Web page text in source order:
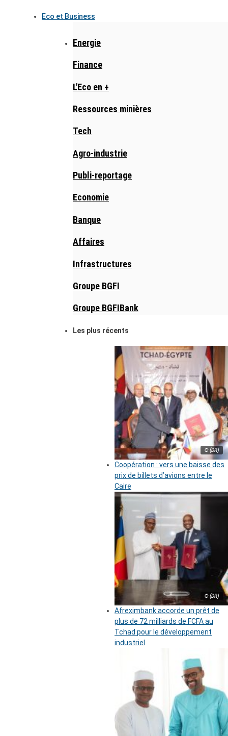
Eco et Business
Energie
Finance
L'Eco en +
Ressources minières
Tech
Agro-industrie
Publi-reportage
Economie
Banque
Affaires
Infrastructures
Groupe BGFI
Groupe BGFIBank
Les plus récents
© (DR)
Coopération : vers une baisse des
prix de billets d’avions entre le
Caire
© (DR)
Afreximbank accorde un prêt de
plus de 72 milliards de FCFA au
Tchad pour le développement
industriel